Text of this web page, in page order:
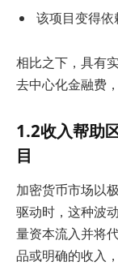
该项目变得
相比之下，具有
去中心化金融费
1.2收入帮助
目
加密货币市场以
驱动时，这种波
量资本流入并将
品或明确的收入